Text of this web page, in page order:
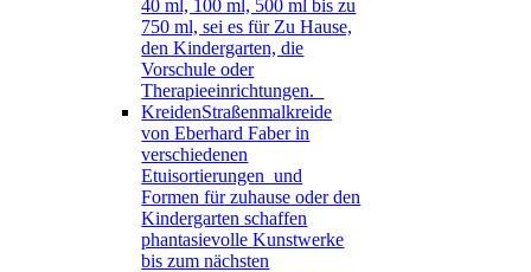
40 ml, 100 ml, 500 ml bis zu
750 ml, sei es für Zu Hause,
den Kindergarten, die
Vorschule oder
Therapieeinrichtungen.
KreidenStraßenmalkreide
von Eberhard Faber in
verschiedenen
Etuisortierungen und
Formen für zuhause oder den
Kindergarten schaffen
phantasievolle Kunstwerke
bis zum nächsten